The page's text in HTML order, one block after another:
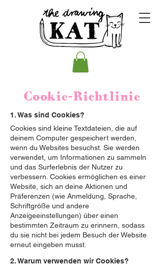
Cookie-Richtlinie
1. Was sind Cookies?
Cookies sind kleine Textdateien, die auf
deinem Computer gespeichert werden,
wenn du Websites besuchst. Sie werden
verwendet, um Informationen zu sammeln
und das Surferlebnis der Nutzer zu
verbessern. Cookies ermöglichen es einer
Website, sich an deine Aktionen und
Präferenzen (wie Anmeldung, Sprache,
Schriftgröße und andere
Anzeigeeinstellungen) über einen
bestimmten Zeitraum zu erinnern, sodass
du sie nicht bei jedem Besuch der Website
erneut eingeben musst.
2. Warum verwenden wir Cookies?